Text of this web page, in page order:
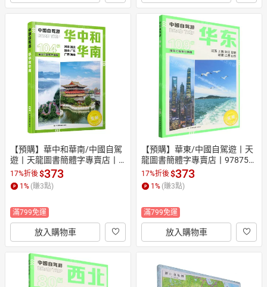
【預購】華中和華南/中國自駕
遊丨天龍圖書簡體字專賣店丨9
787520450546 (tl2610)
17%折後$373
1 % (賺3點)
滿799免運
放入購物車
【預購】華東/中國自駕遊丨天
龍圖書簡體字專賣店丨978752
0450089 (tl2610)
17%折後$373
1 % (賺3點)
滿799免運
放入購物車